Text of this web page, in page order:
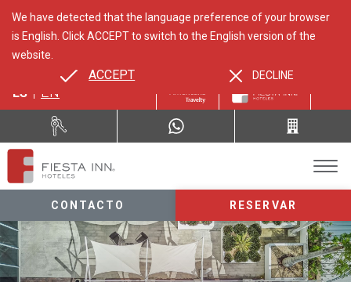
ES EN
CONTACTO RESERVAR
We have detected that the language preference of your browser
is English. Click ACCEPT to switch to the English version of the
website.
ACCEPT DECLINE